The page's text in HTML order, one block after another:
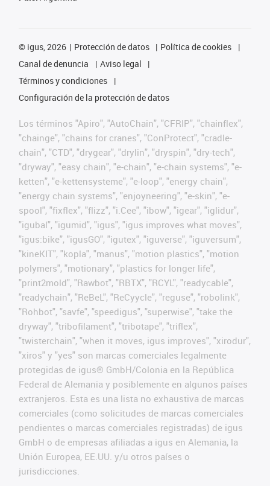
© igus, 2026 Protección de datos
Política de cookies
Canal de denuncia
Aviso legal
Términos y condiciones
Configuración de la protección de datos
Los términos "Apiro", "AutoChain", "CFRIP", "chainflex",
"chainge", "chains for cranes", "ConProtect", "cradle-
chain", "CTD", "drygear", "drylin", "dryspin", "dry-tech",
"dryway", "easy chain", "e-chain", "e-chain systems", "e-
ketten", "e-kettensysteme", "e-loop", "energy chain",
"energy chain systems", "enjoyneering", "e-skin", "e-
spool", "fixflex", "flizz", "i.Cee", "ibow", "igear", "iglidur",
"igubal", "igumid", "igus", "igus improves what moves",
"igus:bike", "igusGO", "igutex", "iguverse", "iguversum",
"kineKIT", "kopla", "manus", "motion plastics", "motion
polymers", "motionary", "plastics for longer life",
"print2mold", "Rawbot", "RBTX", "RCYL", "readycable",
"readychain", "ReBeL", "ReCyycle", "reguse", "robolink",
"Rohbot", "savfe", "speedigus", "superwise", "take the
dryway", "tribofilament", "tribotape", "triflex",
"twisterchain", "when it moves, igus improves", "xirodur",
"xiros" y "yes" son marcas comerciales legalmente
protegidas de igus® GmbH/Colonia en la República
Federal de Alemania y posiblemente en algunos países
extranjeros. Esta es una lista no exhaustiva de marcas
comerciales (como solicitudes de marcas comerciales
pendientes o marcas comerciales registradas) de igus
GmbH o de empresas afiliadas a igus en Alemania, la
Unión Europea, EE.UU. y/u otros países o
jurisdicciones.